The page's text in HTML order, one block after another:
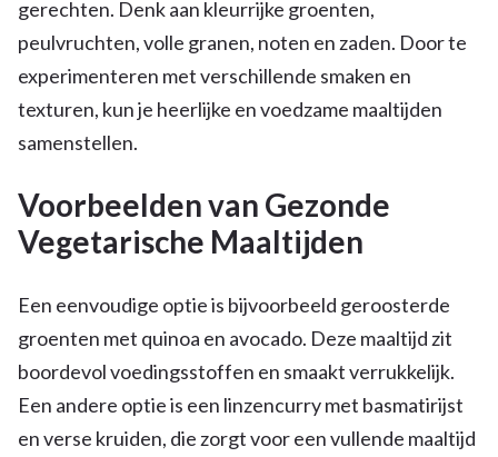
gerechten. Denk aan kleurrijke groenten,
peulvruchten, volle granen, noten en zaden. Door te
experimenteren met verschillende smaken en
texturen, kun je heerlijke en voedzame maaltijden
samenstellen.
Voorbeelden van Gezonde
Vegetarische Maaltijden
Een eenvoudige optie is bijvoorbeeld geroosterde
groenten met quinoa en avocado. Deze maaltijd zit
boordevol voedingsstoffen en smaakt verrukkelijk.
Een andere optie is een linzencurry met basmatirijst
en verse kruiden, die zorgt voor een vullende maaltijd